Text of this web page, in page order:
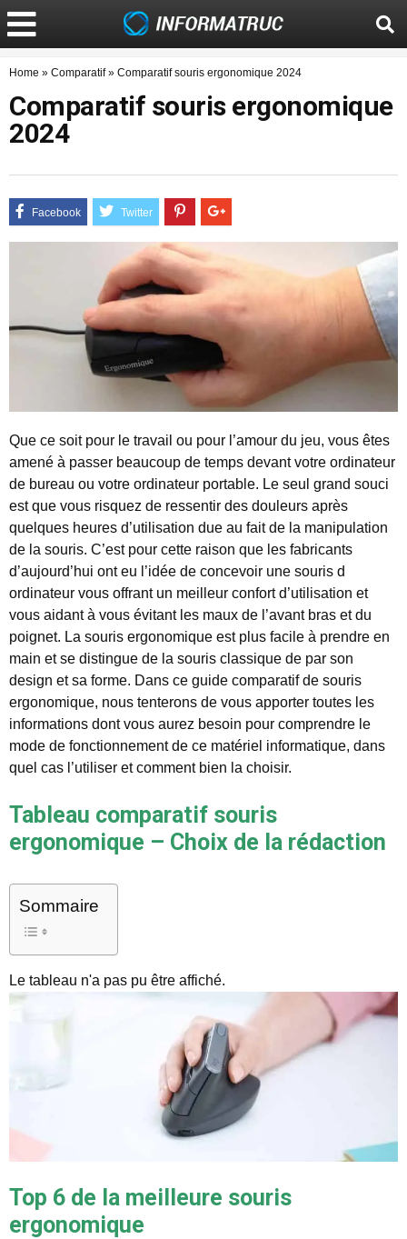
Home » Comparatif» Comparatif souris ergonomique 2024
Comparatif souris ergonomique
2024
Que ce soit pour le travail ou pour l’amour du jeu, vous êtes
amené à passer beaucoup de temps devant votre ordinateur
de bureau ou votre ordinateur portable. Le seul grand souci
est que vous risquez de ressentir des douleurs après
quelques heures d’utilisation due au fait de la manipulation
de la souris. C’est pour cette raison que les fabricants
d’aujourd’hui ont eu l’idée de concevoir une souris d
ordinateur vous offrant un meilleur confort d’utilisation et
vous aidant à vous évitant les maux de l’avant bras et du
poignet. La souris ergonomique est plus facile à prendre en
main et se distingue de la souris classique de par son
design et sa forme. Dans ce guide comparatif de souris
ergonomique, nous tenterons de vous apporter toutes les
informations dont vous aurez besoin pour comprendre le
mode de fonctionnement de ce matériel informatique, dans
quel cas l’utiliser et comment bien la choisir.
Tableau comparatif souris
ergonomique – Choix de la rédaction
Sommaire
Le tableau n'a pas pu être affiché.
Top 6 de la meilleure souris
ergonomique